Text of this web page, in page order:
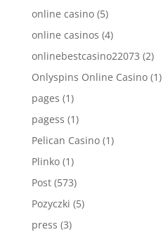
online casino(5)
online casinos (4)
onlinebestcasino22073 (2)
Onlyspins Online Casino(1)
pages (1)
pagess (1)
Pelican Casino(1)
Plinko(1)
Post(573)
Pozyczki (5)
press (3)